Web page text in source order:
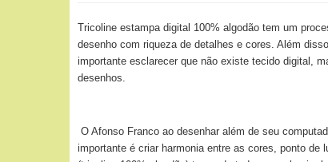
Tricoline estampa digital 100% algodão tem um
desenho com riqueza de detalhes e cores. Além
importante esclarecer que não existe tecido digital,
desenhos.
O Afonso Franco ao desenhar além de seu
importante é criar harmonia entre as cores, ponto